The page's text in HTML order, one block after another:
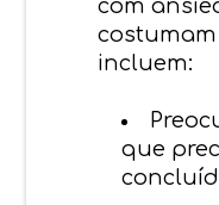
com
incluem:
que